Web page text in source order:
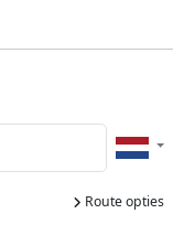
Route opties